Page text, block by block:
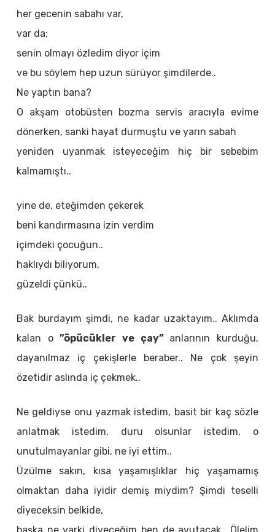
her gecenin sabahı var,
var da;
senin olmayı özledim diyor içim
ve bu söylem hep uzun sürüyor şimdilerde..
Ne yaptın bana?
O akşam otobüsten bozma servis aracıyla evime
dönerken, sanki hayat durmuştu ve yarın sabah
yeniden uyanmak isteyeceğim hiç bir sebebim
kalmamıştı..
yine de, eteğimden çekerek
beni kandırmasına izin verdim
içimdeki çocuğun..
haklıydı biliyorum,
güzeldi çünkü..
Bak burdayım şimdi, ne kadar uzaktayım.. Aklımda
kalan o”öpücükler ve çay” anlarının kurduğu,
dayanılmaz iç çekişlerle beraber.. Ne çok şeyin
özetidir aslında iç çekmek..
Ne geldiyse onu yazmak istedim, basit bir kaç sözle
anlatmak istedim, duru olsunlar istedim, o
unutulmayanlar gibi, ne iyi ettim..
Üzülme sakın, kısa yaşamışlıklar hiç yaşamamış
olmaktan daha iyidir demiş miydim? Şimdi teselli
diyeceksin belkide,